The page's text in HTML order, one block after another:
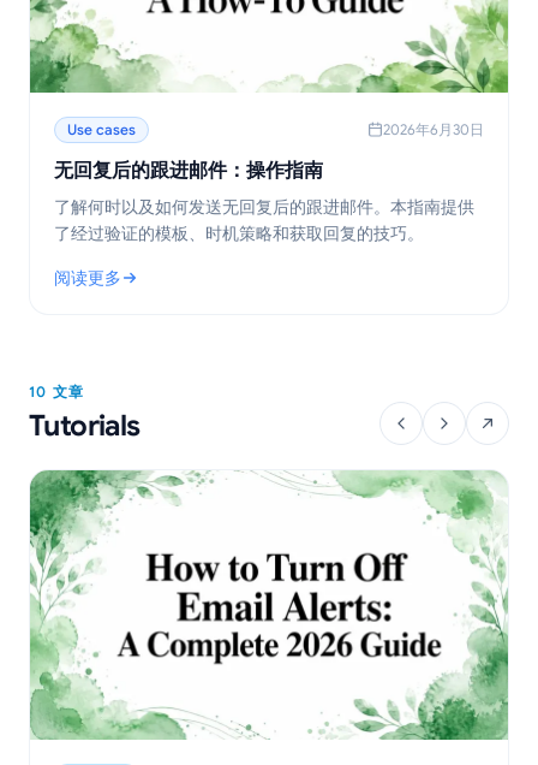
Use cases 2026年6月30日
无回复后的跟进邮件：操作指南
了解何时以及如何发送无回复后的跟进邮件。本指南提供
了经过验证的模板、时机策略和获取回复的技巧。
阅读更多
: 无回复后的跟进邮件：操作指南
10 文章
Tutorials